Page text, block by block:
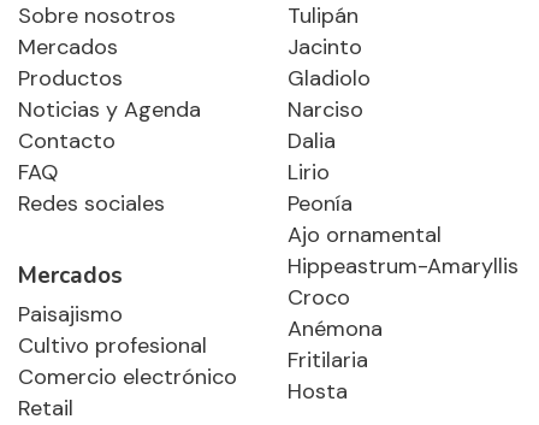
Sobre nosotros
Mercados
Productos
Noticias y Agenda
Contacto
FAQ
Redes sociales
Mercados
Paisajismo
Cultivo profesional
Comercio electrónico
Retail
Tulipán
Jacinto
Gladiolo
Narciso
Dalia
Lirio
Peonía
Ajo ornamental
Hippeastrum-Amaryllis
Croco
Anémona
Fritilaria
Hosta